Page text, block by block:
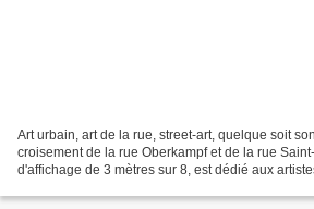
Art urbain, art de la rue, street-art, quelque soit
croisement de la rue Oberkampf et de la rue
d'affichage de 3 mètres sur 8, est dédié aux